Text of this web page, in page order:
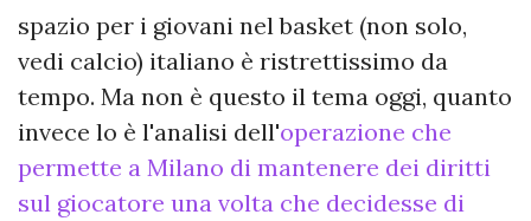
spazio per i giovani nel basket (non solo,
vedi calcio) italiano è ristrettissimo da
tempo. Ma non è questo il tema oggi, quanto
invece lo è l'analisi dell'operazione che
permette a Milano di mantenere dei diritti
sul giocatore una volta che decidesse di